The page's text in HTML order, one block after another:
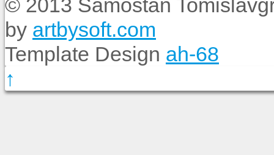
© 2013 Samostan
by artbysoft.com
Template Design ah-68
↑